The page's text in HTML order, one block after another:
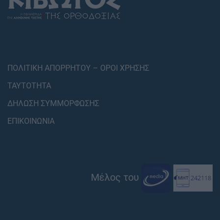
ΠΟΛΙΤΙΚΗ ΑΠΟΡΡΗΤΟΥ – ΟΡΟΙ ΧΡΗΣΗΣ
ΤΑΥΤΟΤΗΤΑ
ΔΗΛΩΣΗ ΣΥΜΜΟΡΦΩΣΗΣ
ΕΠΙΚΟΙΝΩΝΙΑ
Μέλος του